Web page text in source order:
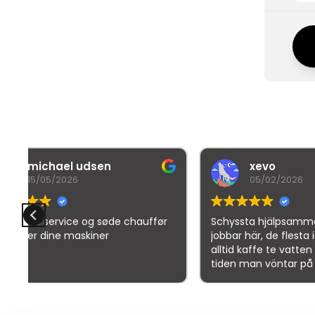
Schyssta hjälpsamma människor
jobbar här, de flesta iallafall. Man får
alltid kaffe te vatten o dricka under
tiden man vöntar på sin tur. 5/5